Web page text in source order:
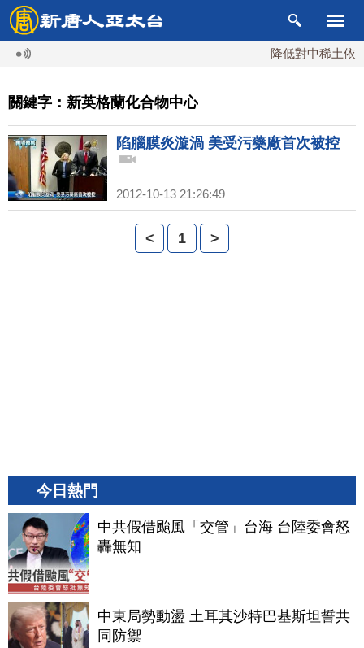
降低對中稀土依
關鍵字：新英格蘭化合物中心
陷腦膜炎漩渦 美受污藥廠首次被控
2012-10-13 21:26:49
< 1 >
今日熱門
中共假借颱風「交管」台海 台陸委會怒
轟無知
中東局勢動盪 土耳其沙特巴基斯坦誓共
同防禦